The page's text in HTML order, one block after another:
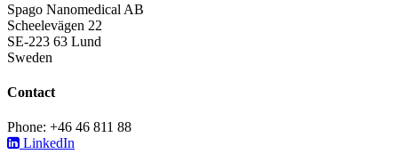
Spago Nanomedical AB
Scheelevägen 22
SE-223 63 Lund
Sweden
Contact
Phone: +46 46 811 88
LinkedIn